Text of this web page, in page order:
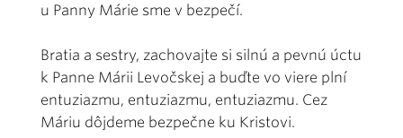
u Panny Márie sme v bezpečí.
Bratia a sestry, zachovajte si silnú a pevnú úctu
k Panne Márii Levočskej a buďte vo viere plní
entuziazmu, entuziazmu, entuziazmu. Cez
Máriu dôjdeme bezpečne ku Kristovi.